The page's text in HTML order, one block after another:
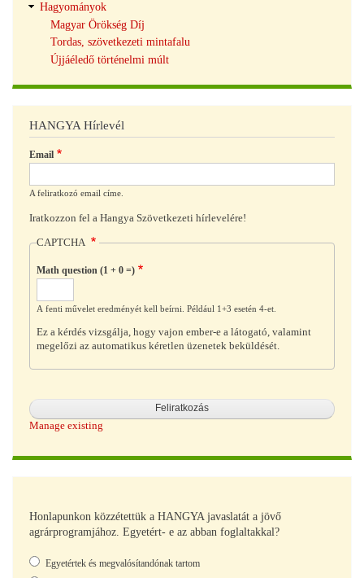
Hagyományok
Magyar Örökség Díj
Tordas, szövetkezeti mintafalu
Újjáéledő történelmi múlt
HANGYA Hírlevél
Email
A feliratkozó email címe.
Iratkozzon fel a Hangya Szövetkezeti hírlevelére!
CAPTCHA
Math question (1 + 0 =)
A fenti művelet eredményét kell beírni. Például 1+3 esetén 4-et.
Ez a kérdés vizsgálja, hogy vajon ember-e a látogató, valamint
megelőzi az automatikus kéretlen üzenetek beküldését.
Manage existing
Honlapunkon közzétettük a HANGYA javaslatát a jövő
agrárprogramjához. Egyetért- e az abban foglaltakkal?
Választások
Egyetértek és megvalósítandónak tartom